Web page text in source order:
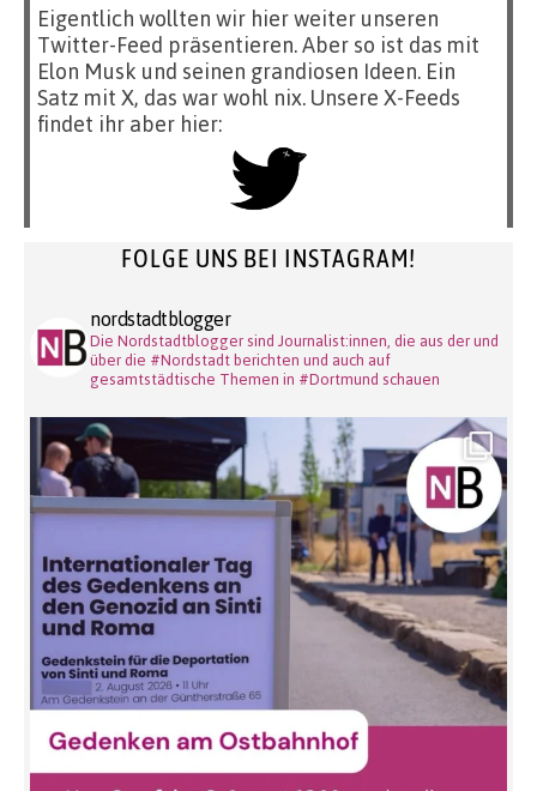
Eigentlich wollten wir hier weiter unseren
Twitter-Feed präsentieren. Aber so ist das mit
Elon Musk und seinen grandiosen Ideen. Ein
Satz mit X, das war wohl nix. Unsere X-Feeds
findet ihr aber hier:
FOLGE UNS BEI INSTAGRAM!
nordstadtblogger
Die Nordstadtblogger sind Journalist:innen, die aus der und
über die #Nordstadt berichten und auch auf
gesamtstädtische Themen in #Dortmund schauen